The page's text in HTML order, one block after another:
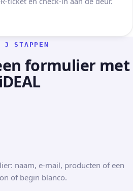
STAPPEN
formulier met
iDEAL
naam, e-mail, producten of een
of begin blanco.